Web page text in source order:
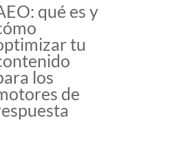
qué es y
tu
los
de